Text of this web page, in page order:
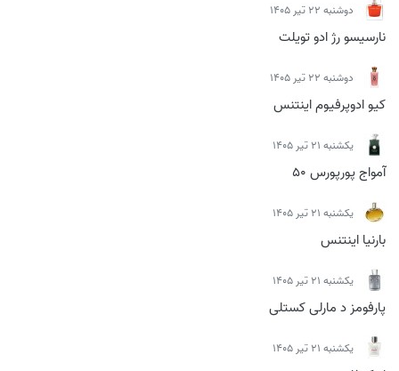
دوشنبه 22 تیر 1405
نارسیسو رژ ادو تویلت
دوشنبه 22 تیر 1405
کیو ادوپرفیوم اینتنس
يكشنبه 21 تیر 1405
آمواج پورپورس 50
يكشنبه 21 تیر 1405
بارنیا اینتنس
يكشنبه 21 تیر 1405
پارفومز د مارلی کستلی
يكشنبه 21 تیر 1405